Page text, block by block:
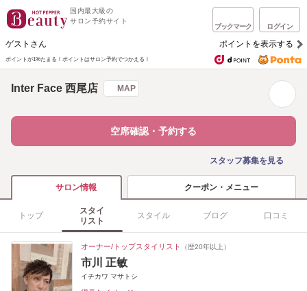
国内最大級の
サロン予約サイト
ブックマーク ログイン
ゲストさん ポイントを表示する
ポイントが1%たまる！ ポイントはサロン予約でつかえる！
Inter Face 西尾店 MAP
空席確認・予約する
スタッフ募集を見る
サロン情報 クーポン・メニュー
トップ
スタイ
リスト
スタイル ブログ 口コミ
オーナー/トップスタイリスト （歴20年以上）
市川 正敏
イチカワ マサトシ